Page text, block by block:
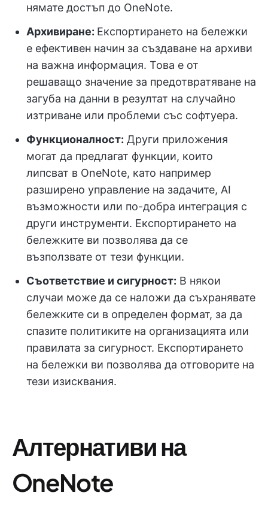
нямате достъп до OneNote.
Архивиране: Експортирането на бележки
е ефективен начин за създаване на архиви
на важна информация. Това е от
решаващо значение за предотвратяване на
загуба на данни в резултат на случайно
изтриване или проблеми със софтуера.
Функционалност: Други приложения
могат да предлагат функции, които
липсват в OneNote, като например
разширено управление на задачите, AI
възможности или по-добра интеграция с
други инструменти. Експортирането на
бележките ви позволява да се
възползвате от тези функции.
Съответствие и сигурност: В някои
случаи може да се наложи да съхранявате
бележките си в определен формат, за да
спазите политиките на организацията или
правилата за сигурност. Експортирането
на бележки ви позволява да отговорите на
тези изисквания.
Алтернативи на
OneNote